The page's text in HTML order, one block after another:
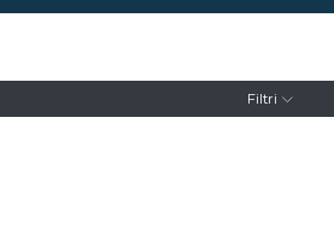
Filtri